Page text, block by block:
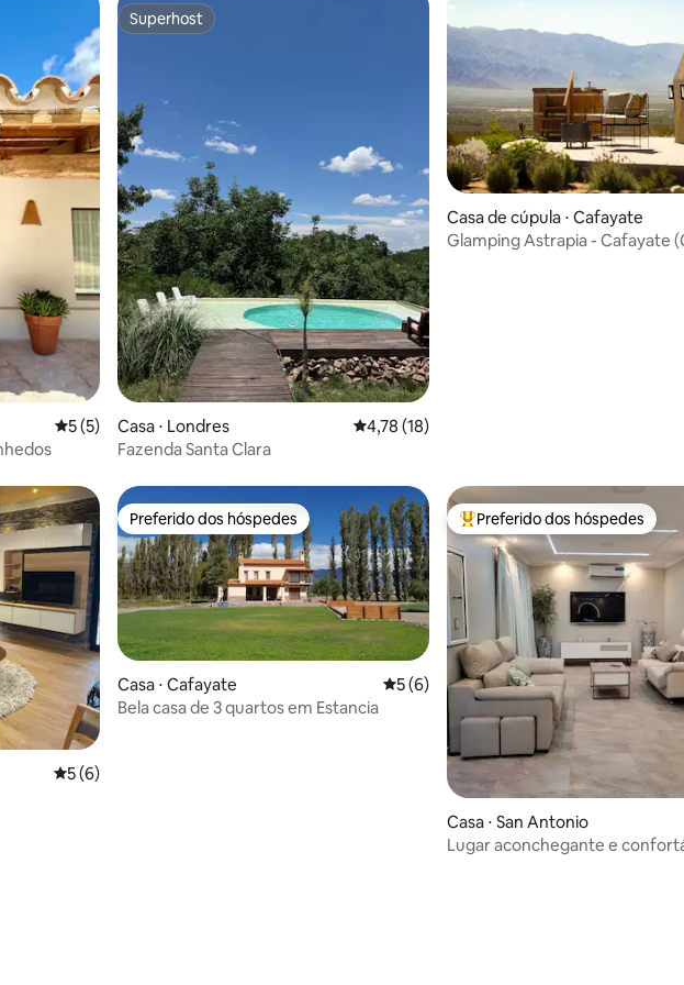
5 de uma avaliação média de 5, 5 avaliações
5 (5)
Superhost
Superhost
Casa ⋅ Londres 4,78 de uma avaliação média de 5, 18
4,78 (18)
Fazenda Santa Clara
Casa de cúpula ⋅ Cafayate
Glamping Astrapia - Cafayate
hóspedes
5 de uma avaliação média de 5, 6 avaliações
5 (6)
Preferido dos hóspedes
Preferido dos hóspedes
Casa ⋅ Cafayate 5 de uma avaliação média de 5, 6
5 (6)
Bela casa de 3 quartos em Estancia
Entre os melhores preferidos
Preferido dos hóspedes
Casa ⋅ San Antonio
Lugar aconchegante e